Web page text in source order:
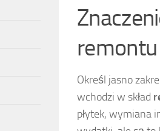
remontu
Określ jasno
wchodzi w skład
płytek, wymiana